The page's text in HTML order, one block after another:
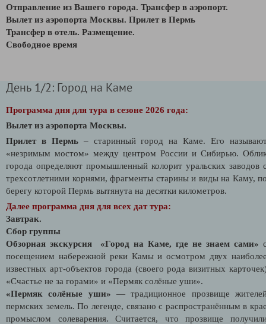
Отправление из Вашего города. Трансфер в аэропорт.
Вылет из аэропорта Москвы. Прилет в Пермь
Трансфер в отель. Размещение.
Свободное время
День 1/2: Город на Каме
Программа дня для тура в сезоне 2026 года:
Вылет из аэропорта Москвы.
Прилет в Пермь – старинный город на Каме. Его
«незримым мостом» между центром России и Сибирью.
города определяют промышленный колорит уральских заводов
трехсотлетними корнями, фрагменты старины и виды на Каму,
берегу которой Пермь вытянута на десятки километров.
Далее программа дня для всех дат тура:
Завтрак.
Сбор группы
Обзорная экскурсия «Город на Каме, где не знаем сами»
посещением набережной реки Камы и осмотром двух
известных арт-объектов города (своего рода визитных
«Счастье не за горами» и «Пермяк солёные уши».
«Пермяк солёные уши» — традиционное прозвище
пермских земель. По легенде, связано с распространённым в
промыслом солеварения. Считается, что прозвище